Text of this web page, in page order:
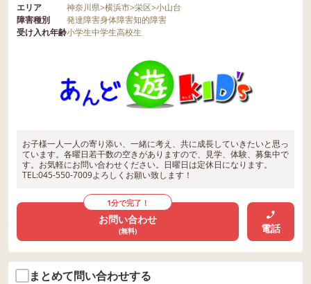
エリア 神奈川県>横浜市>栄区>小山台
障害種別
発達障害身体障害知的障害
受け入れ年齢小学生中学生高校生
お子様一人一人の寄り添い、一緒に考え、共に成長していきたいと思っ
ています。各曜日若干数の空きがありますので、見学、体験、募集中で
す。お気軽にお問い合わせください。日曜日は定休日になります。
TEL:045-550-7009よろしくお願い致します！
1分で完了！
お問い合わせ
(無料) 電話
まとめて問い合わせする